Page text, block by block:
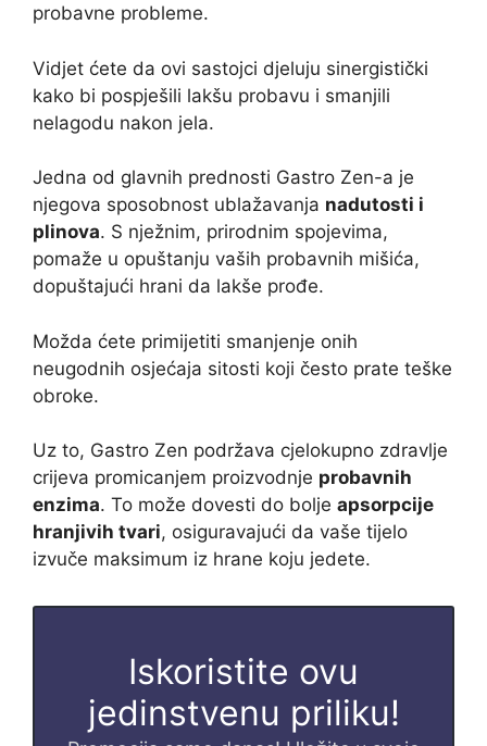
probavne probleme.
Vidjet ćete da ovi sastojci djeluju sinergistički
kako bi pospješili lakšu probavu i smanjili
nelagodu nakon jela.
Jedna od glavnih prednosti Gastro Zen-a je
njegova sposobnost ublažavanja nadutosti i
plinova. S nježnim, prirodnim spojevima,
pomaže u opuštanju vaših probavnih mišića,
dopuštajući hrani da lakše prođe.
Možda ćete primijetiti smanjenje onih
neugodnih osjećaja sitosti koji često prate teške
obroke.
Uz to, Gastro Zen podržava cjelokupno zdravlje
crijeva promicanjem proizvodnje probavnih
enzima. To može dovesti do bolje apsorpcije
hranjivih tvari, osiguravajući da vaše tijelo
izvuče maksimum iz hrane koju jedete.
Iskoristite ovu
jedinstvenu priliku!